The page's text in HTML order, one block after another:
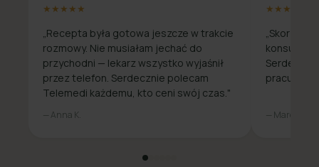
★★★★★
„Recepta była gotowa jeszcze w trakcie
rozmowy. Nie musiałam jechać do
przychodni — lekarz wszystko wyjaśnił
przez telefon. Serdecznie polecam
Telemedi każdemu, kto ceni swój czas."
— Anna K.
★★★★★
pracuje
— Marcin W.